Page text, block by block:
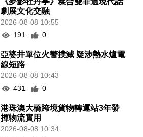
劇展文化交融
2026-08-08 10:55
191
0
亞婆井單位火警撲滅 疑涉熱水爐電
線短路
2026-08-08 10:43
431
0
港珠澳大橋跨境貨物轉運站3年發
揮物流實用
2026-08-08 10:34